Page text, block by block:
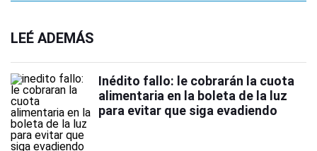
LEÉ ADEMÁS
Inédito fallo: le cobrarán la cuota
alimentaria en la boleta de la luz
para evitar que siga evadiendo